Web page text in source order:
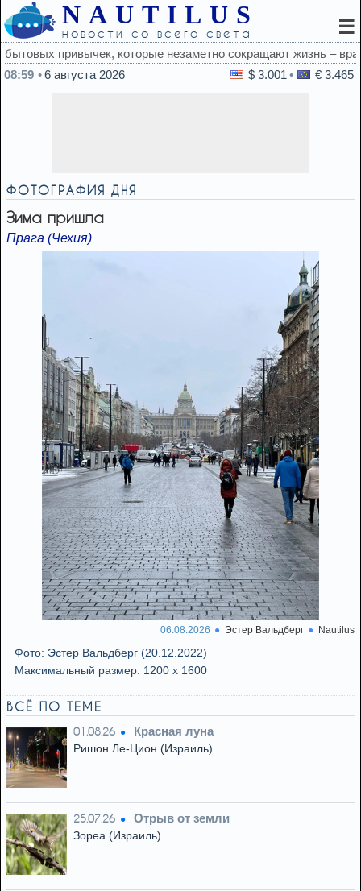
NAUTILUS
новости со всего света ☰
жизнь – врачи
08:59
6 августа 2026 $ 3.001 € 3.465
ФОТОГРАФИЯ ДНЯ
Зима пришла
Прага (Чехия)
06.08.2026 Эстер Вальдберг Nautilus
Фото: Эстер Вальдберг (20.12.2022)
Максимальный размер: 1200 x 1600
ВСЁ ПО ТЕМЕ
01.08.26 Красная луна
Ришон Ле-Цион (Израиль)
25.07.26 Отрыв от земли
Зореа (Израиль)